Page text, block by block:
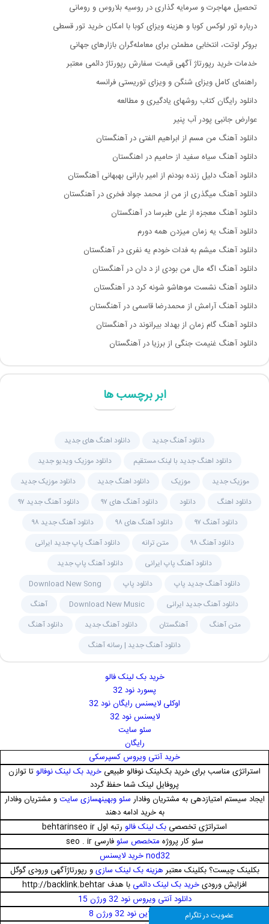
تحصیل مهاجرت و سرمایه گذاری در روسیه بلاروس و رومانی
درباره تور لوکس کوبا و هزینه ویزای کوبا با امکان خرید تور قسطی
بروکر اوتت، انتخابی مطمئن برای معامله‌گران بازارهای جهانی
خدمات خرید رپورتاژ آگهی قیمت سفارش رپورتاژ دائمی معتبر
راهنمای کامل ویزای شنگن و ویزای توریستی فرانسه
دانلود رایگان کتاب روشهای یادگیری و مطالعه
عوارض جانبی پودر آب پنیر
دانلود آهنگ من مسم از ابراهیم الفتی در آهنگستان
دانلود آهنگ سیاه سفید از حامیم در اهنگستان
دانلود آهنگ دلیل زنده بودنم از امیر بارانی بهبهانی آهنگستان
دانلود آهنگ میگذری از من از محمد جواد فخری در آهنگستان
دانلود آهنگ معجزه از علی طبرسا در آهنگستان
دانلود آهنگ یه زمان میزدن همه دورم
دانلود آهنگ میشم به فدات خودم یه نفری در آهنگستان
دانلود آهنگ اگه مال من بودی از د دان در آهنگستان
دانلود آهنگ نشست موهاشو شونه کرد در آهنگستان
دانلود آهنگ آرامش از محمدرضا قاسمی در آهنگستان
دانلود آهنگ گام زمان از بهداد بیرانوند در آهنگستان
دانلود آهنگ غنیمت جنگی از برزیا در آهنگستان
ابر برچسب ها
دانلود آهنگ جديد
دانلود اهنگ های جدید
دانلود اهنگ جدید با لینک مستقیم
دانلود موزیک ویدیو جدید
موزیک جدید
موزیک دانلود اهنگ جدید
دانلود موزیک جدید
دانلود اهنگ
دانلود دانلود آهنگ های ۹۷
دانلود آهنگ جدید ۹۷
دانلود آهنگ ۹۷
دانلود آهنگ های ۹۸
دانلود آهنگ جدید ۹۸
دانلود آهنگ ۹۸
متن ترانه
دانلود آهنگ پاپ جدید ایرانی
دانلود آهنگ پاپ ایرانی
دانلود آهنگ پاپ جدید
دانلود آهنگ جدید پاپ
دانلود پاپ
Download New Song
دانلود آهنگ جدید ایرانی
Download New Music
آهنگ
متن آهنگ
آهنگستان دانلود آهنگ جدید
دانلود آهنگ
دانلود آهنگ جدید | رسانه آهنگ
خرید بک لینک فالو
پسورد نود 32
اوکلی لایسنس رایگان نود 32
لایسنس نود 32
سئو سایت
رایگان
خرید آنتی ویروس کسپرسکی
استراتژی مناسب برای خرید بک‌لینک نوفالو طبیعی خرید بک لینک نوفالوتا توازن
پروفایل لینک شما حفظ گردد
ایجاد سیستم امتیازدهی به مشتریان وفادار سئو وبهینهسازی سایتو مشتریان وفادار
به خرید ادامه دهند
استراتژی تخصصی بک لینک فالو رتبه اول behtarinseo ir
سئو کار پروژه متخصص سئوفارسی seo . ir
nod32 خرید لایسنس
بکلینک چیست؟ بکلینک معتبر هزینه بک لینک سازیو رپورتاژآگهی ورودی گوگل
افزایش ورودیخرید بک لینک دائمی با هدف http://backlink.behtar
دانلود آنتی ویروس نود 32 ورژن 15
آپدیت آفلاین نود 32 ورژن 8
عضویت در تلگرام